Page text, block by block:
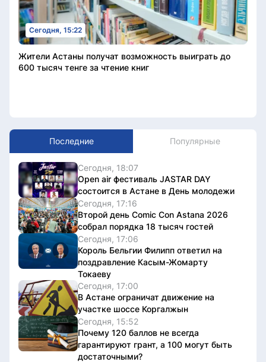
Сегодня, 15:22
Жители Астаны получат возможность выиграть до
600 тысяч тенге за чтение книг
Последние Популярные
Сегодня, 18:07
Open air фестиваль JASTAR DAY
состоится в Астане в День молодежи
Сегодня, 17:16
Второй день Comic Con Astana 2026
собрал порядка 18 тысяч гостей
Сегодня, 17:06
Король Бельгии Филипп ответил на
поздравление Касым-Жомарту
Токаеву
Сегодня, 17:00
В Астане ограничат движение на
участке шоссе Коргалжын
Сегодня, 15:52
Почему 120 баллов не всегда
гарантируют грант, а 100 могут быть
достаточными?